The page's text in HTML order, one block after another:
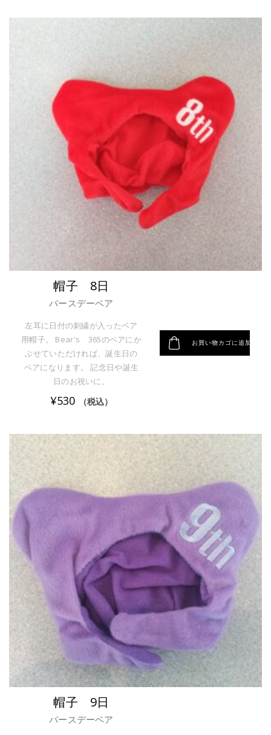
帽子 8日
バースデーベア
左耳に日付の刺繍が入ったベア
用帽子。 Bear's 365のベアにか
ぶせていただければ、誕生日の
ベアになります。 記念日や誕生
日のお祝いに。
¥530 （税込）
お買い物カゴに追加
帽子 9日
バースデーベア